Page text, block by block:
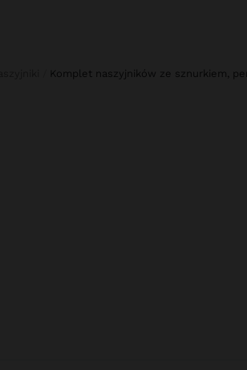
komplet naszyjników ze sznurkiem,